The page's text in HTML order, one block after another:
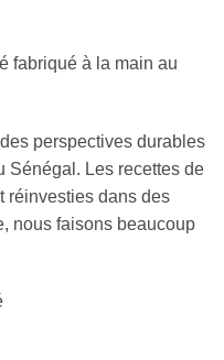
fabriqué à la main au
des perspectives durables
Sénégal. Les recettes de
réinvesties dans des
nous faisons beaucoup
17 x 17 cm